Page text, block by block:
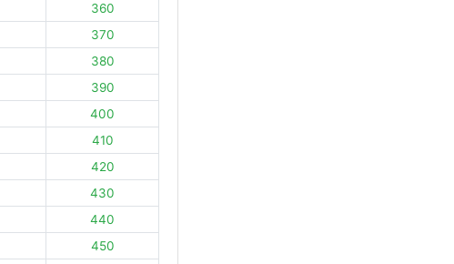
360
370
380
390
400
410
420
430
440
450